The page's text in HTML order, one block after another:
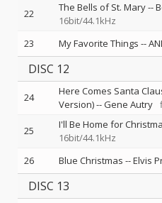
22 The Bells of St. Mary--
16bit/44.1kHz
23 My Favorite Things --
DISC 12
24
Here Comes Santa
Version)--Gene Autry
25 I'll Be Home for
16bit/44.1kHz
26 Blue Christmas --Elvis
DISC 13